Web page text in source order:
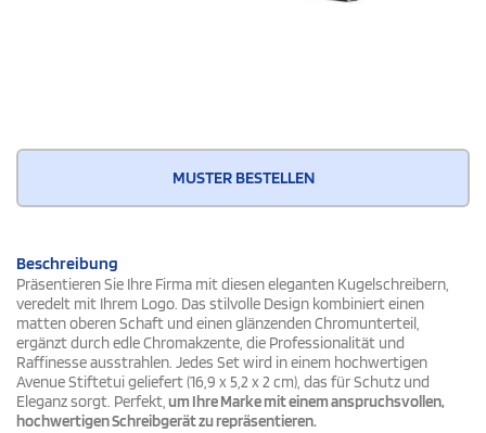
MUSTER BESTELLEN
Beschreibung
Präsentieren Sie Ihre Firma mit diesen eleganten Kugelschreibern,
veredelt mit Ihrem Logo. Das stilvolle Design kombiniert einen
matten oberen Schaft und einen glänzenden Chromunterteil,
ergänzt durch edle Chromakzente, die Professionalität und
Raffinesse ausstrahlen. Jedes Set wird in einem hochwertigen
Avenue Stiftetui geliefert (16,9 x 5,2 x 2 cm), das für Schutz und
Eleganz sorgt. Perfekt,um Ihre Marke mit einem anspruchsvollen,
hochwertigen Schreibgerät zu repräsentieren.